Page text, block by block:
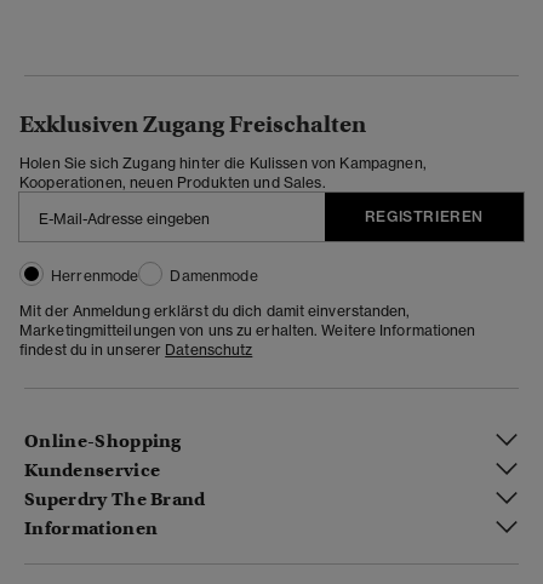
Exklusiven Zugang Freischalten
Holen Sie sich Zugang hinter die Kulissen von Kampagnen,
Kooperationen, neuen Produkten und Sales.
REGISTRIEREN
Herrenmode
Damenmode
Mit der Anmeldung erklärst du dich damit einverstanden,
Marketingmitteilungen von uns zu erhalten. Weitere Informationen
findest du in unserer Datenschutz
Online-Shopping
Kundenservice
Superdry The Brand
Informationen